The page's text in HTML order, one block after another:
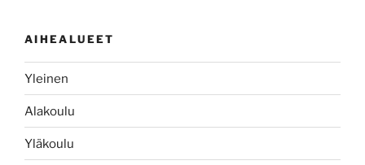
AIHEALUEET
Yleinen
Alakoulu
Yläkoulu